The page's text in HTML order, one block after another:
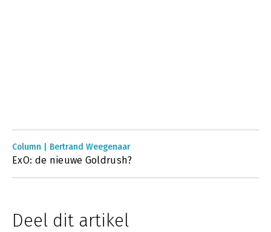
Column | Bertrand Weegenaar
ExO: de nieuwe Goldrush?
Deel dit artikel